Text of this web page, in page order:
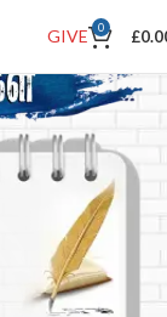
GIVE 0 £